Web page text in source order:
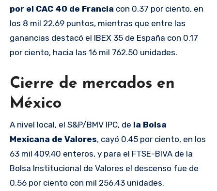
por el CAC 40 de Francia con 0.37 por ciento, en
los 8 mil 22.69 puntos, mientras que entre las
ganancias destacó el IBEX 35 de España con 0.17
por ciento, hacia las 16 mil 762.50 unidades.
Cierre de mercados en
México
A nivel local, el S&P/BMV IPC, de la Bolsa
Mexicana de Valores, cayó 0.45 por ciento, en los
63 mil 409.40 enteros, y para el FTSE-BIVA de la
Bolsa Institucional de Valores el descenso fue de
0.56 por ciento con mil 256.43 unidades.